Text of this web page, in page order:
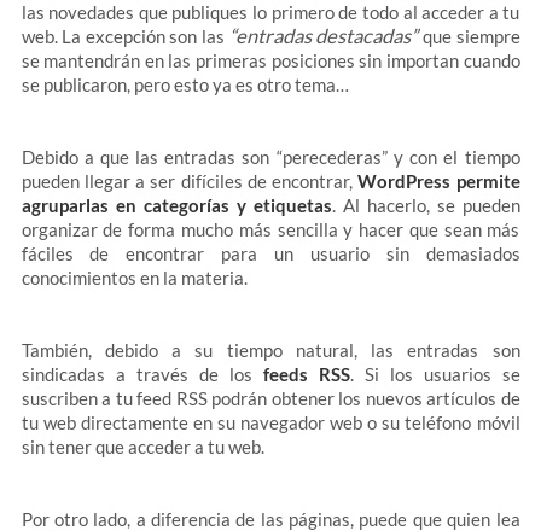
las novedades que publiques lo primero de todo al acceder a tu
web. La excepción son las “entradas destacadas”que siempre
se mantendrán en las primeras posiciones sin importan cuando
se publicaron, pero esto ya es otro tema…
Debido a que las entradas son “perecederas” y con el tiempo
pueden llegar a ser difíciles de encontrar,WordPress permite
agruparlas en categorías y etiquetas. Al hacerlo, se pueden
organizar de forma mucho más sencilla y hacer que sean más
fáciles de encontrar para un usuario sin demasiados
conocimientos en la materia.
También, debido a su tiempo natural, las entradas son
sindicadas a través de los feeds RSS. Si los usuarios se
suscriben a tu feed RSS podrán obtener los nuevos artículos de
tu web directamente en su navegador web o su teléfono móvil
sin tener que acceder a tu web.
Por otro lado, a diferencia de las páginas, puede que quien lea